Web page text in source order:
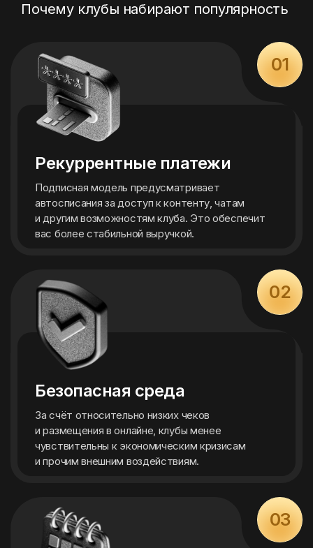
Почему клубы набирают популярность
01
Рекуррентные платежи
Подписная модель предусматривает
автосписания за доступ к контенту, чатам
и другим возможностям клуба. Это обеспечит
вас более стабильной выручкой.
02
Безопасная среда
За счёт относительно низких чеков
и размещения в онлайне, клубы менее
чувствительны к экономическим кризисам
и прочим внешним воздействиям.
03